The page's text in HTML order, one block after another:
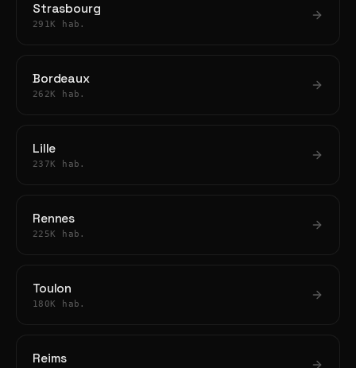
Strasbourg
291K hab.
Bordeaux
262K hab.
Lille
237K hab.
Rennes
225K hab.
Toulon
180K hab.
Reims